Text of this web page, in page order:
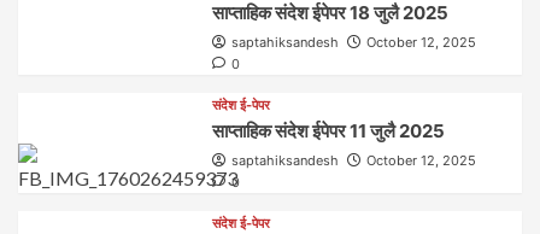
साप्ताहिक संदेश ईपेपर 18 जुलै 2025
saptahiksandesh
October 12, 2025
0
संदेश ई-पेपर
साप्ताहिक संदेश ईपेपर 11 जुलै 2025
saptahiksandesh
October 12, 2025
0
संदेश ई-पेपर